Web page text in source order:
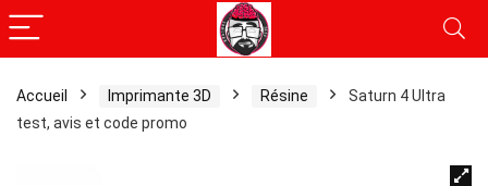
Accueil Imprimante 3D Résine
Saturn 4 Ultra
test, avis et code promo